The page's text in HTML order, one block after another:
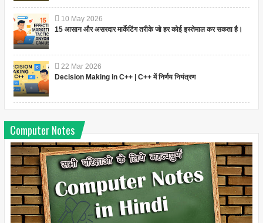
10 May 2026
15 आसान और असरदार मार्केटिंग तरीके जो हर कोई इस्तेमाल कर सकता है।
22 Mar 2026
Decision Making in C++ | C++ में निर्णय नियंत्रण
Computer Notes